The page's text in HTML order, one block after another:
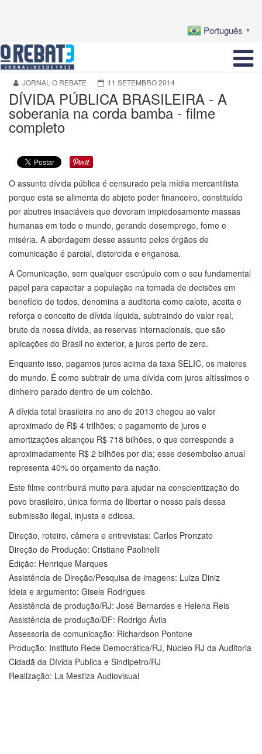
Português ▼
JORNAL O REBATE 11 SETEMBRO 2014
DÍVIDA PÚBLICA BRASILEIRA - A
soberania na corda bamba - filme
completo
O assunto dívida pública é censurado pela mídia mercantilista
porque esta se alimenta do abjeto poder financeiro, constituído
por abutres insaciáveis que devoram impiedosamente massas
humanas em todo o mundo, gerando desemprego, fome e
miséria. A abordagem desse assunto pelos órgãos de
comunicação é parcial, distorcida e enganosa.
A Comunicação, sem qualquer escrúpulo com o seu fundamental
papel para capacitar a população na tomada de decisões em
benefício de todos, denomina a auditoria como calote, aceita e
reforça o conceito de dívida líquida, subtraindo do valor real,
bruto da nossa dívida, as reservas internacionais, que são
aplicações do Brasil no exterior, a juros perto de zero.
Enquanto isso, pagamos juros acima da taxa SELIC, os maiores
do mundo. É como subtrair de uma dívida com juros altíssimos o
dinheiro parado dentro de um colchão.
A dívida total brasileira no ano de 2013 chegou ao valor
aproximado de R$ 4 trilhões; o pagamento de juros e
amortizações alcançou R$ 718 bilhões, o que corresponde a
aproximadamente R$ 2 bilhões por dia; esse desembolso anual
representa 40% do orçamento da nação.
Este filme contribuirá muito para ajudar na conscientização do
povo brasileiro, única forma de libertar o nosso país dessa
submissão ilegal, injusta e odiosa.
Direção, roteiro, câmera e entrevistas: Carlos Pronzato
Direção de Produção: Cristiane Paolinelli
Edição: Henrique Marques
Assistência de Direção/Pesquisa de imagens: Luiza Diniz
Ideia e argumento: Gisele Rodrigues
Assistência de produção/RJ: José Bernardes e Helena Reis
Assistência de produção/DF: Rodrigo Ávila
Assessoria de comunicação: Richardson Pontone
Produção: Instituto Rede Democrática/RJ, Núcleo RJ da Auditoria
Cidadã da Dívida Publica e Sindipetro/RJ
Realização: La Mestiza Audiovisual